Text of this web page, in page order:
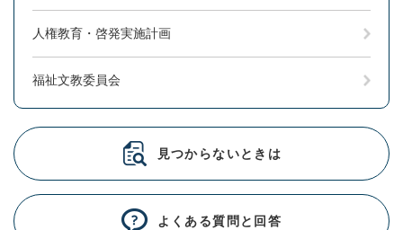
人権教育・啓発実施計画
福祉文教委員会
見つからないときは
よくある質問と回答